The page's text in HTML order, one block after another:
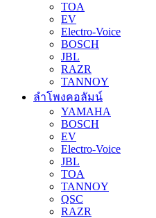
TOA
EV
Electro-Voice
BOSCH
JBL
RAZR
TANNOY
ลำโพงคอลัมน์
YAMAHA
BOSCH
EV
Electro-Voice
JBL
TOA
TANNOY
QSC
RAZR